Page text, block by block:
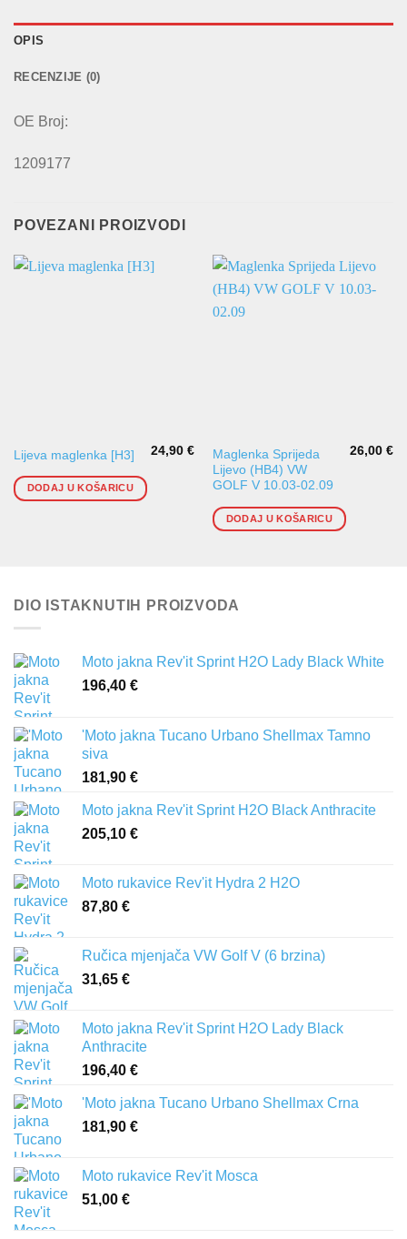
OPIS
RECENZIJE (0)
OE Broj:
1209177
POVEZANI PROIZVODI
Lijeva maglenka [H3] 24,90€
DODAJ U KOŠARICU
Maglenka Sprijeda
Lijevo (HB4) VW
GOLF V 10.03-02.09
26,00€
DODAJ U KOŠARICU
DIO ISTAKNUTIH PROIZVODA
Moto jakna Rev'it Sprint H2O Lady Black White
196,40 €
'Moto jakna Tucano Urbano Shellmax Tamno
siva
181,90 €
Moto jakna Rev'it Sprint H2O Black Anthracite
205,10 €
Moto rukavice Rev'it Hydra 2 H2O
87,80 €
Ručica mjenjača VW Golf V (6 brzina)
31,65 €
Moto jakna Rev'it Sprint H2O Lady Black
Anthracite
196,40 €
'Moto jakna Tucano Urbano Shellmax Crna
181,90 €
Moto rukavice Rev'it Mosca
51,00 €